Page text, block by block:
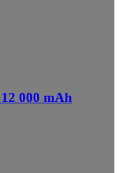
000 mAh